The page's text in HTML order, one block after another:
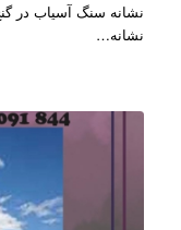
نشانه سنگ آسیاب در
نشانه…